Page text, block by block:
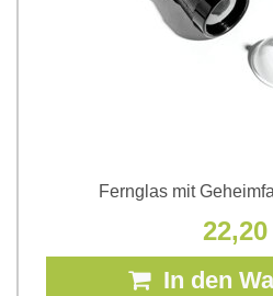
Fernglas mit
22,20
In den